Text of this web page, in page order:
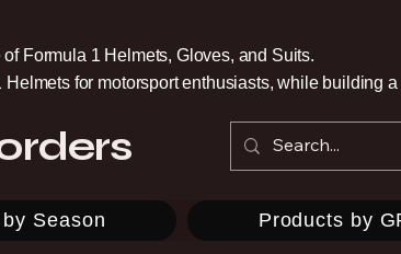
Formula 1 Helmets, Gloves, and Suits.
for motorsport enthusiasts, while building
Season Products by